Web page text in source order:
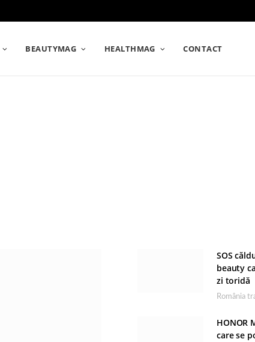
BEAUTYMAG HEALTHMAG CONTACT
SOS
beauty
zi toridă
HONOR
care se